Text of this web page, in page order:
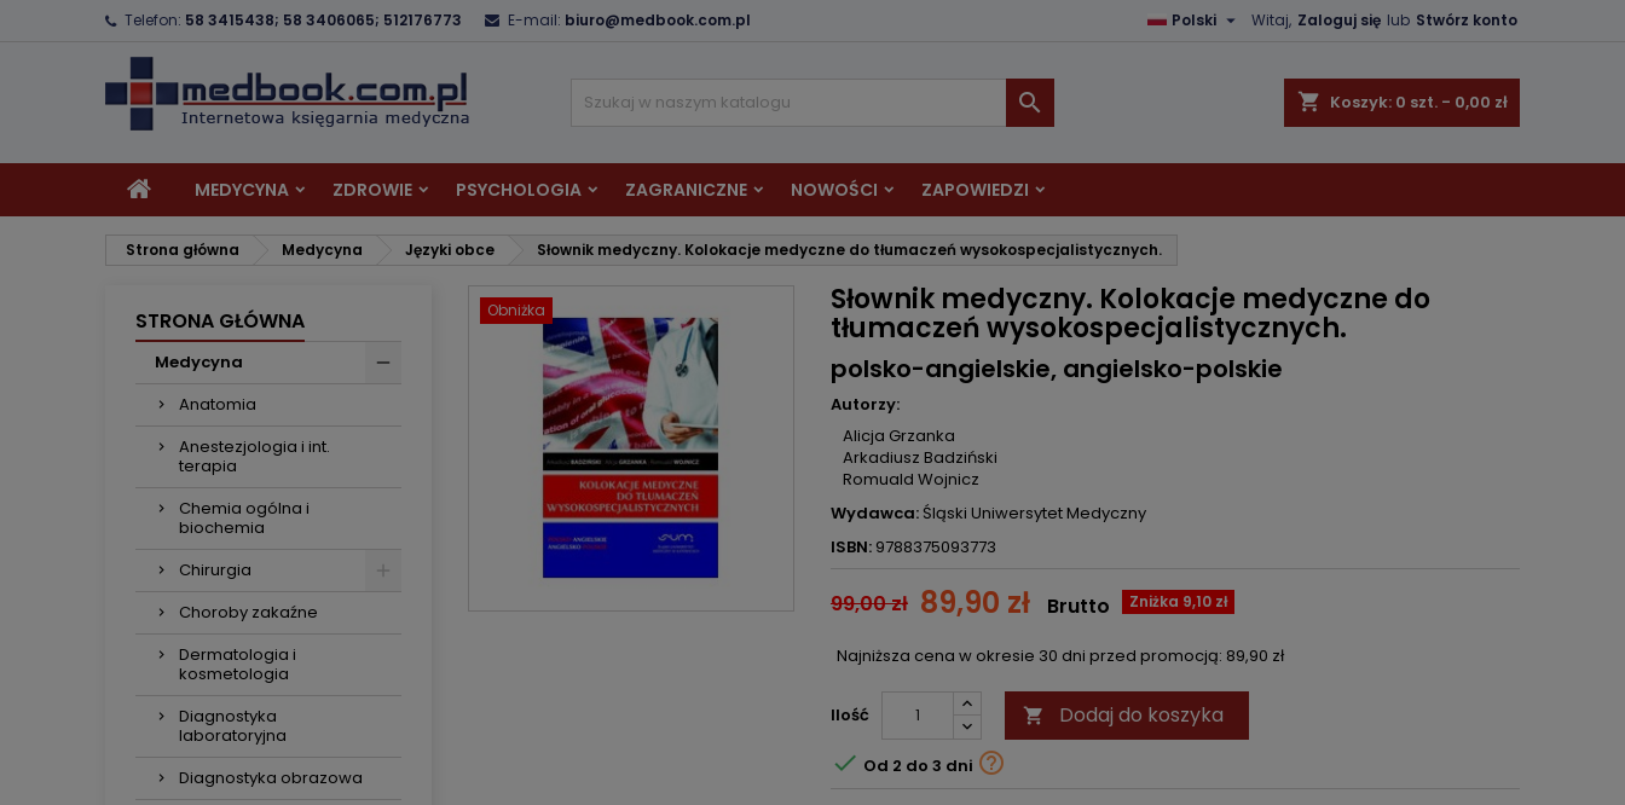
Telefon: 58 3415438; 58 3406065; 512176773 E-mail: biuro@medbook.com.pl Witaj, Zaloguj się lub Stwórz konto
Polski 
shopping_cart Koszyk: 0 szt. - 0,00 zł

MEDYCYNA ZDROWIE PSYCHOLOGIA ZAGRANICZNE NOWOŚCI ZAPOWIEDZI
Strona główna Medycyna Języki obce Słownik medyczny. Kolokacje medyczne do tłumaczeń wysokospecjalistycznych.
STRONA GŁÓWNA
Medycyna
Anatomia
Anestezjologia i int.
terapia
Chemia ogólna i
biochemia
Chirurgia
Choroby zakaźne
Dermatologia i
kosmetologia
Diagnostyka
laboratoryjna
Diagnostyka obrazowa
Obniżka Słownik medyczny. Kolokacje medyczne do
tłumaczeń wysokospecjalistycznych.
polsko-angielskie, angielsko-polskie
Autorzy:
Alicja Grzanka
Arkadiusz Badziński
Romuald Wojnicz
Wydawca: Śląski Uniwersytet Medyczny
ISBN: 9788375093773
99,00 zł 89,90 zł Zniżka 9,10 zł
Brutto
Najniższa cena w okresie 30 dni przed promocją: 89,90 zł
Ilość  Dodaj do koszyka
 Od 2 do 3 dni 
Utwórz listę życzeń
Musisz być zalogowany by zapisać produkty na swojej liście życzeń.